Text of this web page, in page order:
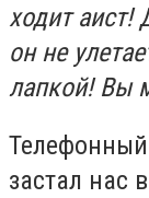
ходит аист!
он не
лапкой! Вы
застал нас